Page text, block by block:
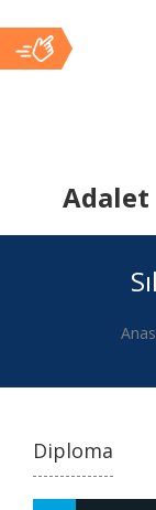
Adalet
Diploma